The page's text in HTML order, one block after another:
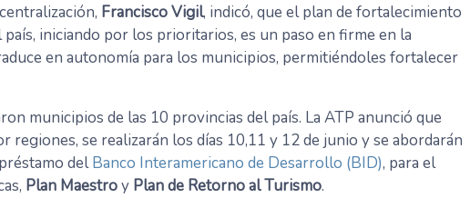
Francisco Vigil, indicó, que el plan de fortalecimiento
iniciando por los prioritarios, es un paso en firme en la
en autonomía para los municipios, permitiéndoles fortalecer
municipios de las 10 provincias del país. La ATP anunció que
se realizarán los días 10,11 y 12 de junio y se abordarán
delBanco Interamericano de Desarrollo (BID), para el
Plan Maestroy Plan de Retorno al Turismo.